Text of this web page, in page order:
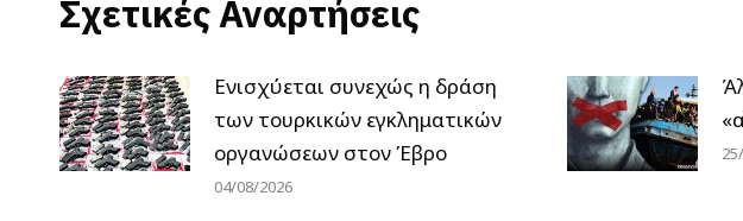
Σχετικές Αναρτήσεις
Ενισχύεται συνεχώς η δράση
των τουρκικών εγκληματικών
οργανώσεων στον Έβρο
04/08/2026